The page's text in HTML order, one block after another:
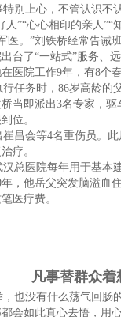
别上心，不管认识不
”“心心相印的亲人”“
。”刘铁桥经常告诫
台了“一站式”服务、
医院工作9年，有8个
任务时，86岁高龄的
当即派出3名专家，
位。
昌会等4名重伤员。
疗。
总医院每年用于基本
，他岳父突发脑溢血
医疗费。
凡事替群众着
也没有什么荡气回肠
会如此真心去悟，用心